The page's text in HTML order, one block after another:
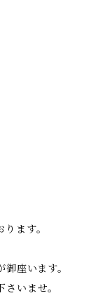
ます。
座います。
いませ。